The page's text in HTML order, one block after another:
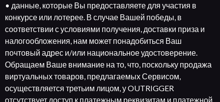
• данные, которые Вы предоставляете для участия в
конкурсе или лотерее. В случае Вашей победы, в
соответствии с условиями получения, доставки приза и
налогообложения, нам может понадобиться Ваш
почтовый адрес и/или национальное удостоверение.
Обращаем Ваше внимание на то, что, поскольку продажа
виртуальных товаров, предлагаемых Сервисом,
осуществляется третьим лицом, у OUTRIGGER
отсутствует доступ к платежным реквизитам и платежной